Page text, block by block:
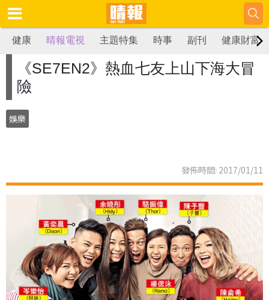
健康 晴報電視 主題特集 時事 副刊 健康財富
《SE7EN2》熱血七友上山下海大冒
險
娛樂
發佈時間: 2017/01/11